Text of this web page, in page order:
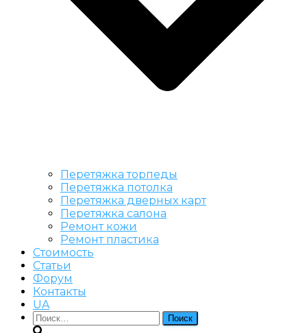
Перетяжка торпеды
Перетяжка потолка
Перетяжка дверных карт
Перетяжка салона
Ремонт кожи
Ремонт пластика
Стоимость
Статьи
Форум
Контакты
UA
Найти: